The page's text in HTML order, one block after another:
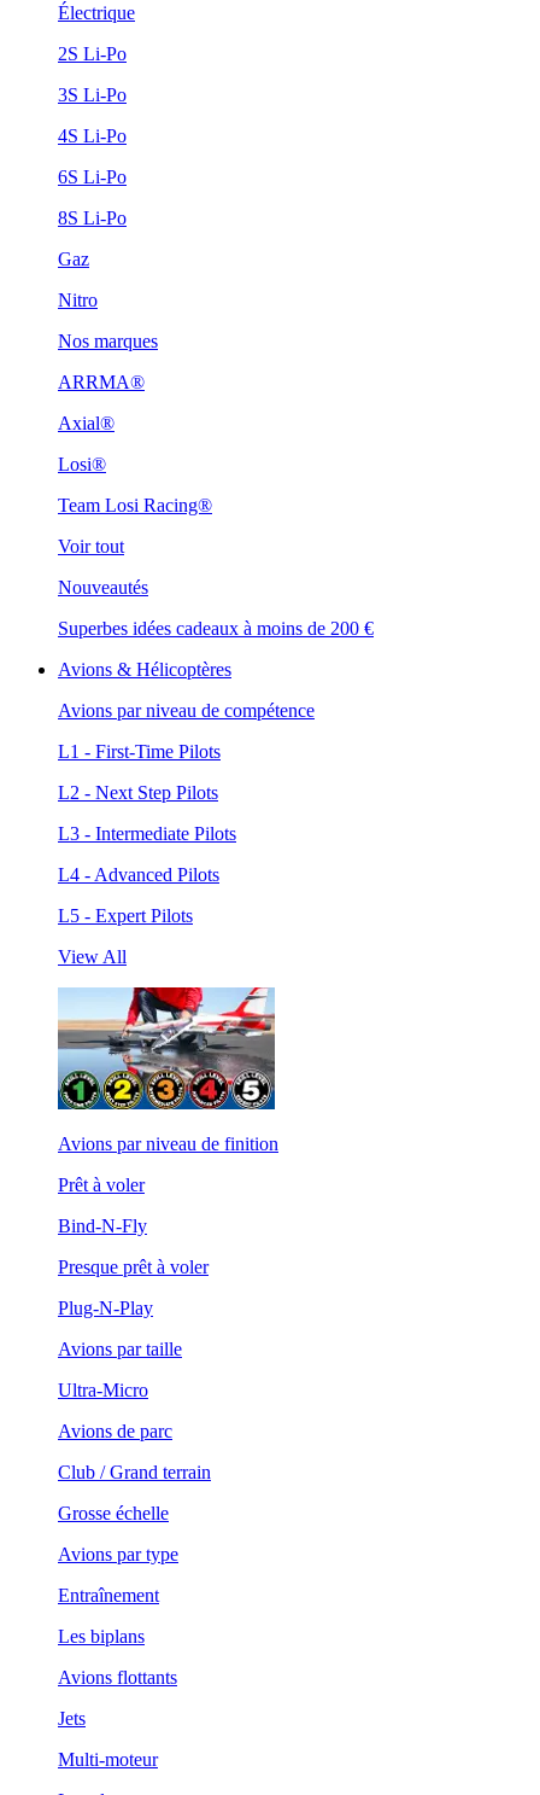
Électrique
2S Li-Po
3S Li-Po
4S Li-Po
6S Li-Po
8S Li-Po
Gaz
Nitro
Nos marques
ARRMA®
Axial®
Losi®
Team Losi Racing®
Voir tout
Nouveautés
Superbes idées cadeaux à moins de 200 €
Avions & Hélicoptères
Avions par niveau de compétence
L1 - First-Time Pilots
L2 - Next Step Pilots
L3 - Intermediate Pilots
L4 - Advanced Pilots
L5 - Expert Pilots
View All
Avions par niveau de finition
Prêt à voler
Bind-N-Fly
Presque prêt à voler
Plug-N-Play
Avions par taille
Ultra-Micro
Avions de parc
Club / Grand terrain
Grosse échelle
Avions par type
Entraînement
Les biplans
Avions flottants
Jets
Multi-moteur